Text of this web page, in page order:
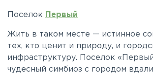
Поселок Первый
Жить в таком месте — истинное
тех, кто ценит и природу, и
инфраструктуру. Поселок
чудесный симбиоз с городом